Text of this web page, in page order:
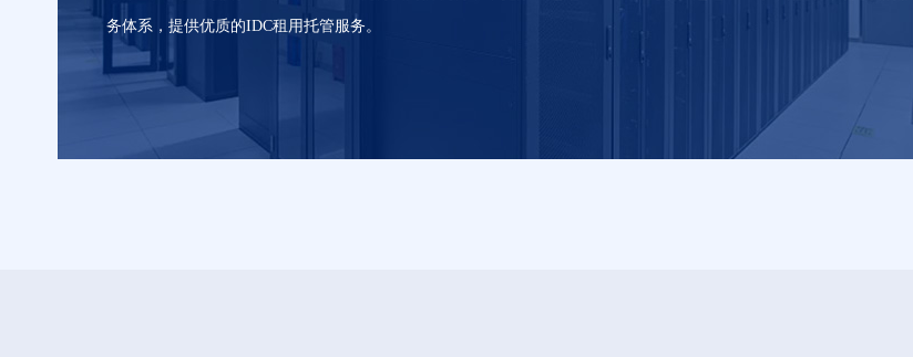
务体系，提供优质的IDC租用托管服务。